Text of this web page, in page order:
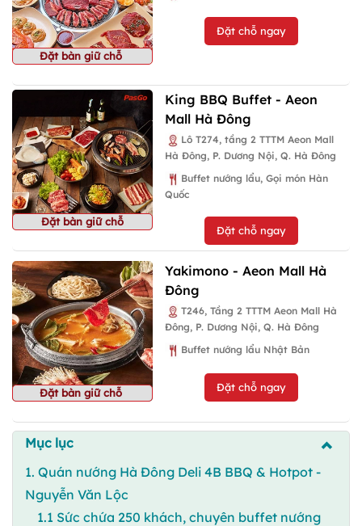
Đặt bàn giữ chỗ
Đặt chỗ ngay
Đặt bàn giữ chỗ
King BBQ Buffet - Aeon
Mall Hà Đông
Lô T274, tầng 2 TTTM Aeon Mall
Hà Đông, P. Dương Nội, Q. Hà Đông
Buffet nướng lẩu, Gọi món Hàn
Quốc
Đặt chỗ ngay
Đặt bàn giữ chỗ
Yakimono - Aeon Mall Hà
Đông
T246, Tầng 2 TTTM Aeon Mall Hà
Đông, P. Dương Nội, Q. Hà Đông
Buffet nướng lẩu Nhật Bản
Đặt chỗ ngay
Mục lục
1. Quán nướng Hà Đông Deli 4B BBQ & Hotpot -
Nguyễn Văn Lộc
1.1 Sức chứa 250 khách, chuyên buffet nướng